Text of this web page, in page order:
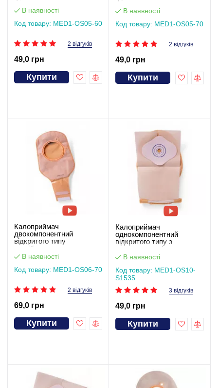
фільтром та пластиковим
затиском (мішок), виріз 60
В наявності
Код товару: MED1-OS05-60
2 відгуків
49,0 грн
Купити
фільтром та пластиковим
затиском (мішок), виріз 70
В наявності
Код товару: MED1-OS05-70
2 відгуків
49,0 грн
Купити
Калоприймач
двокомпонентний
відкритого типу
застібкою-липучкою
(мішок), виріз 70 мм
В наявності
Код товару: MED1-OS06-70
2 відгуків
69,0 грн
Купити
Калоприймач
однокомпонентний
відкритого типу з
дротяним педіатричним
затискачем, фланець 15-
OS10-S1535
В наявності
Код товару: MED1-OS10-
S1535
3 відгуків
49,0 грн
Купити